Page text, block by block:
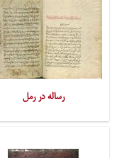
رساله در رمل